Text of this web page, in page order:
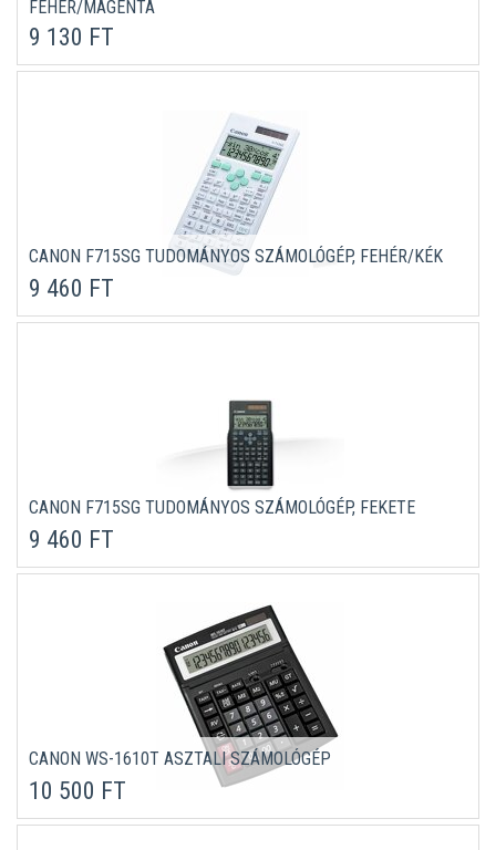
FEHÉR/MAGENTA
9 130 FT
CANON F715SG TUDOMÁNYOS SZÁMOLÓGÉP, FEHÉR/KÉK
9 460 FT
CANON F715SG TUDOMÁNYOS SZÁMOLÓGÉP, FEKETE
9 460 FT
CANON WS-1610T ASZTALI SZÁMOLÓGÉP
10 500 FT